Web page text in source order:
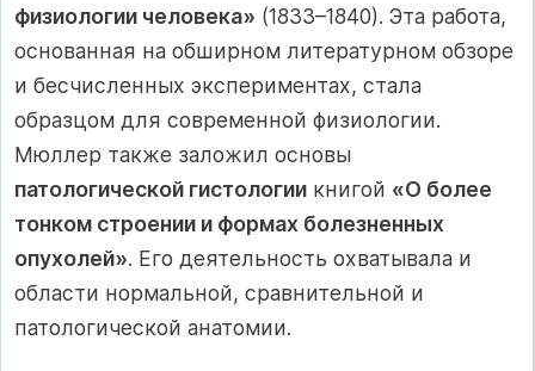
физиологии человека» (1833–1840). Эта работа,
основанная на обширном литературном обзоре
и бесчисленных экспериментах, стала
образцом для современной физиологии.
Мюллер также заложил основы
патологической гистологии книгой «О более
тонком строении и формах болезненных
опухолей». Его деятельность охватывала и
области нормальной, сравнительной и
патологической анатомии.